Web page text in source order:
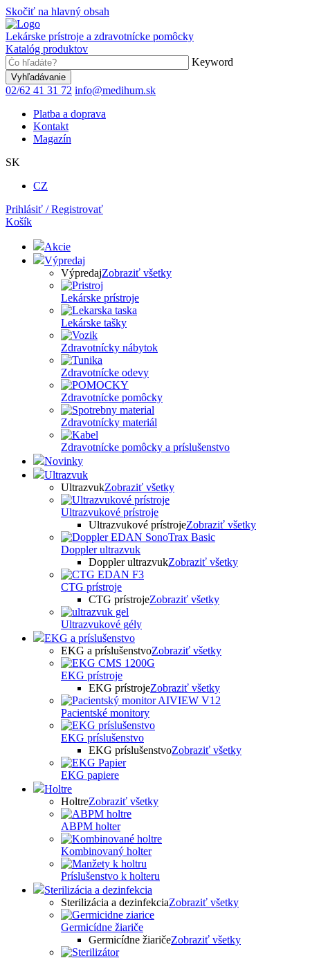
Skočiť na hlavný obsah
Lekárske prístroje a zdravotnícke pomôcky
Katalóg produktov
Keyword
02/62 41 31 72 info@medihum.sk
Platba a doprava
Kontakt
Magazín
SK
CZ
Prihlásiť / Registrovať
Košík
Akcie
Výpredaj
VýpredajZobraziť všetky
Lekárske prístroje
Lekárske tašky
Zdravotnícky nábytok
Zdravotnícke odevy
Zdravotnícke pomôcky
Zdravotnícky materiál
Zdravotnícke pomôcky a príslušenstvo
Novinky
Ultrazvuk
UltrazvukZobraziť všetky
Ultrazvukové prístroje
Ultrazvukové prístrojeZobraziť všetky
Doppler ultrazvuk
Doppler ultrazvukZobraziť všetky
CTG prístroje
CTG prístrojeZobraziť všetky
Ultrazvukové gély
EKG a príslušenstvo
EKG a príslušenstvoZobraziť všetky
EKG prístroje
EKG prístrojeZobraziť všetky
Pacientské monitory
EKG príslušenstvo
EKG príslušenstvoZobraziť všetky
EKG papiere
Holtre
HoltreZobraziť všetky
ABPM holter
Kombinovaný holter
Príslušenstvo k holteru
Sterilizácia a dezinfekcia
Sterilizácia a dezinfekciaZobraziť všetky
Germicídne žiariče
Germicídne žiaričeZobraziť všetky